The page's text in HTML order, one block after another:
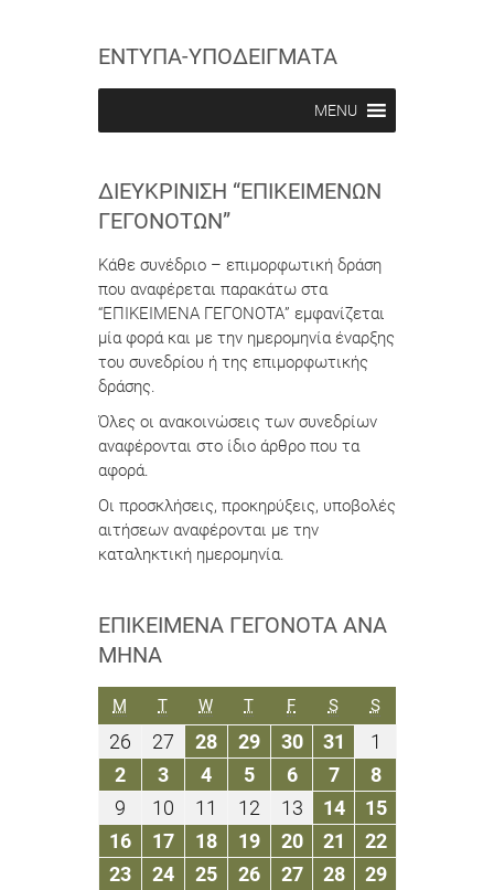
ΕΝΤΥΠΑ-ΥΠΟΔΕΙΓΜΑΤΑ
MENU
ΔΙΕΥΚΡΊΝΙΣΗ “ΕΠΙΚΕΊΜΕΝΩΝ
ΓΕΓΟΝΌΤΩΝ”
Κάθε συνέδριο – επιμορφωτική δράση
που αναφέρεται παρακάτω στα
“ΕΠΙΚΕΙΜΕΝΑ ΓΕΓΟΝΟΤΑ” εμφανίζεται
μία φορά και με την ημερομηνία έναρξης
του συνεδρίου ή της επιμορφωτικής
δράσης.
Όλες οι ανακοινώσεις των συνεδρίων
αναφέρονται στο ίδιο άρθρο που τα
αφορά.
Οι προσκλήσεις, προκηρύξεις, υποβολές
αιτήσεων αναφέρονται με την
καταληκτική ημερομηνία.
ΕΠΙΚΕΊΜΕΝΑ ΓΕΓΟΝΌΤΑ ΑΝΆ
ΜΉΝΑ
M ΔΕΥΤΈΡΑ
TΤΡΊΤΗ
WΤΕΤΆΡΤΗ
TΠΈΜΠΤΗ
FΠΑΡΑΣΚΕΥΉ
SΣΆΒΒΑΤΟ
SΚΥΡΙΑΚΉ
26
Αυγούστου
2019
27
Αυγούστου
2019
2828
Αυγούστου
2019
2929
Αυγούστου
2019
3030
Αυγούστου
2019
31
Αυγούστου
2019
1
2019
22
Σεπτεμβρίου
2019
33
Σεπτεμβρίου
2019
44
Σεπτεμβρίου
2019
55
Σεπτεμβρίου
2019
66
Σεπτεμβρίου
2019
77
Σεπτεμβρίου
2019
88
2019
9
Σεπτεμβρίου
2019
10
Σεπτεμβρίου
2019
11
Σεπτεμβρίου
2019
12
Σεπτεμβρίου
2019
1313
Σεπτεμβρίου
2019
1414
Σεπτεμβρίου
2019
1515
2019
1616
Σεπτεμβρίου
1717
Σεπτεμβρίου
1818
Σεπτεμβρίου
1919
Σεπτεμβρίου
2020
Σεπτεμβρίου
21 21
Σεπτεμβρίου
2222
2323 2424 2525 2626 272728282929